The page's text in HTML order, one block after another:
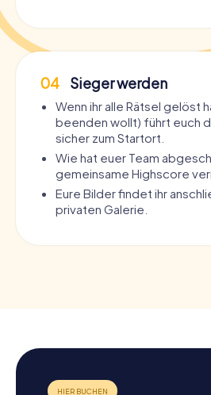
04 Sieger werden
Wenn ihr alle Rätsel gelöst
beenden wollt) führt euch
sicher zum Startort.
Wie hat euer Team
gemeinsame Highscore
Eure Bilder findet ihr
privaten Galerie.